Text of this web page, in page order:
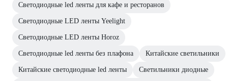
Светодиодные led ленты для кафе и ресторанов
Светодиодные LED ленты Yeelight
Светодиодные LED ленты Horoz
Светодиодные led ленты без плафона Китайские светильники
Китайские светодиодные led ленты Светильники диодные